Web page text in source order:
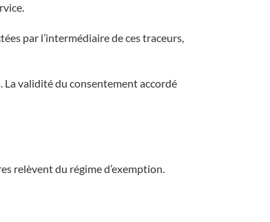
par l’intermédiaire de ces traceurs,
validité du consentement accordé
relèvent du régime d’exemption.